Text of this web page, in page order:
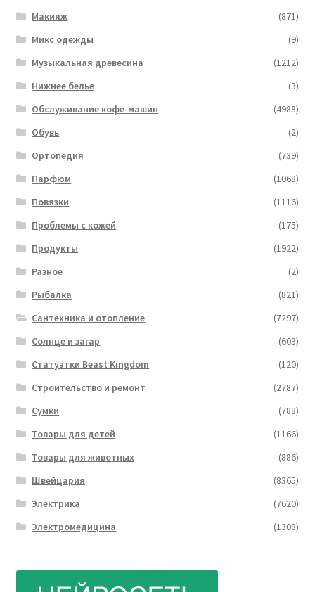
Макияж
(871)
Микс одежды
(9)
Музыкальная древесина
(1212)
Нижнее белье
(3)
Обслуживание кофе-машин
(4988)
Обувь
(2)
Ортопедия
(739)
Парфюм
(1068)
Повязки
(1116)
Проблемы с кожей
(175)
Продукты
(1922)
Разное
(2)
Рыбалка
(821)
Сантехника и отопление
(7297)
Солнце и загар
(603)
Статуэтки Beast Kingdom
(120)
Строительство и ремонт
(2787)
Сумки
(788)
Товары для детей
(1166)
Товары для животных
(886)
Швейцария
(8365)
Электрика
(7620)
Электромедицина
(1308)